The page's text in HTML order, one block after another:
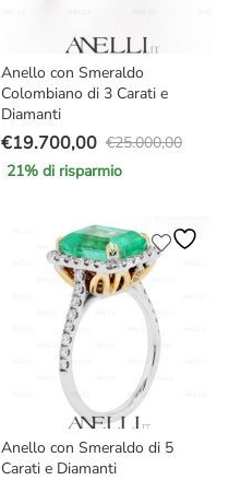
Anello con Smeraldo
Colombiano di 3 Carati e
Diamanti
€25.000,00
Il
prezzo
€25.000,00.
€19.700,00
Il
prezzo
€19.700,00.
21% di risparmio
Anello con Smeraldo di 5
Carati e Diamanti